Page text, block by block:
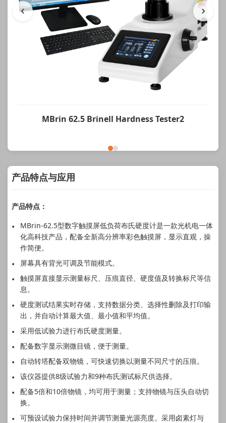
MBrin 62.5 Brinell Hardness Tester2
产品特点与应用
产品特点：
MBrin-62.5型数字触摸屏低负荷布氏硬度计是一款光机电一体
化高科技产品，配备全新高分辨率彩色触摸屏，显示直观，操
作简便。
屏幕具有背光可调及节能模式。
触摸屏直接显示测量标尺、压痕直径、硬度值及转换标尺等信
息。
硬度测试结果实时存储，支持数据分类、选择性删除及打印输
出，并自动计算最大值、最小值和平均值。
采用低试验力进行布氏硬度测量。
配备数字显示测微目镜，便于测量。
自动转塔配备双物镜，可快速切换以测量不同尺寸的压痕。
该仪器提供8级试验力和9种布氏测试标尺供选择。
配备5倍和10倍物镜，均可用于测量；支持物镜与压头自动切
换。
可预设试验力保持时间并调节测量光源亮度。采用卤素灯与